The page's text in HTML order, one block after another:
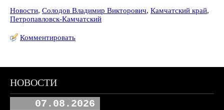
Новости, Солодов Владимир Викторович, Камчатский край,
Петропавловск-Камчатский
Комментировать
НОВОСТИ
07.08.2026